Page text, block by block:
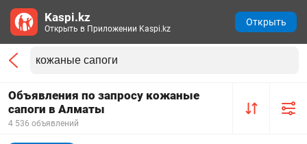
Объявления по запросу кожаные
сапоги в Алматы
4 536 объявлений
Kaspi.kz
Открыть в Приложении Kaspi.kz
Открыть